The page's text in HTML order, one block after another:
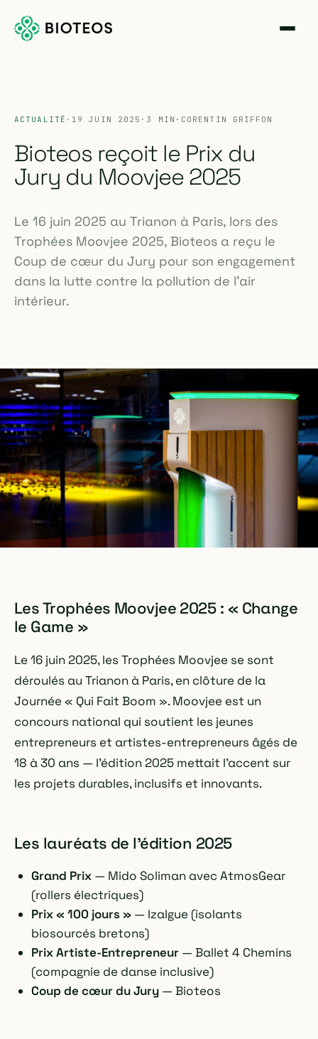
ACTUALITÉ · 19 JUIN 2025 · 3 MIN · CORENTIN GRIFFON
Bioteos reçoit le Prix du
Jury du Moovjee 2025
Le 16 juin 2025 au Trianon à Paris, lors des
Trophées Moovjee 2025, Bioteos a reçu le
Coup de cœur du Jury pour son engagement
dans la lutte contre la pollution de l'air
intérieur.
Les Trophées Moovjee 2025 : « Change
le Game »
Le 16 juin 2025, les Trophées Moovjee se sont
déroulés au Trianon à Paris, en clôture de la
Journée « Qui Fait Boom ». Moovjee est un
concours national qui soutient les jeunes
entrepreneurs et artistes-entrepreneurs âgés de
18 à 30 ans — l'édition 2025 mettait l'accent sur
les projets durables, inclusifs et innovants.
Les lauréats de l'édition 2025
Grand Prix — Mido Soliman avec AtmosGear
(rollers électriques)
Prix « 100 jours » — Izalgue (isolants
biosourcés bretons)
Prix Artiste-Entrepreneur — Ballet 4 Chemins
(compagnie de danse inclusive)
Coup de cœur du Jury — Bioteos